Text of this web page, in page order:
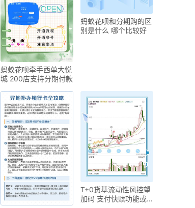
蚂蚁花呗牵手西单大悦
城 200店支持分期付款
蚂蚁花呗和分期购的区
别是什么 哪个比较好
T+0货基流动性风控望
加码 支付快赎功能或